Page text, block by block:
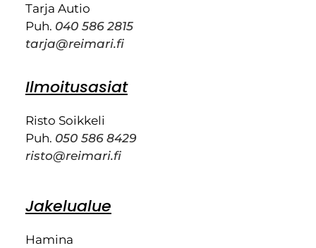
Tarja Autio
Puh. 040 586 2815
tarja@reimari.fi
Ilmoitusasiat
Risto Soikkeli
Puh. 050 586 8429
risto@reimari.fi
Jakelualue
Hamina